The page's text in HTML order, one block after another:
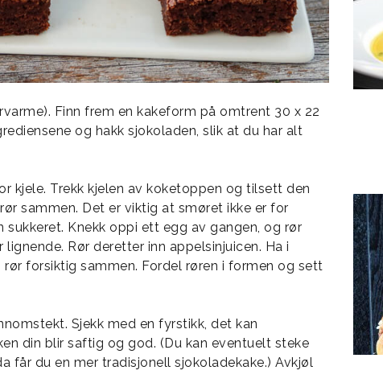
Finn frem en kakeform på omtrent 30 x 22
og hakk sjokoladen, slik at du har alt
kjele. Trekk kjelen av koketoppen og tilsett den
sammen. Det er viktig at smøret ikke er for
Knekk oppi ett egg av gangen, og rør
Rør deretter inn appelsinjuicen. Ha i
forsiktig sammen. Fordel røren i formen og sett
Sjekk med en fyrstikk, det kan
din blir saftig og god. (Du kan eventuelt steke
får du en mer tradisjonell sjokoladekake.) Avkjøl